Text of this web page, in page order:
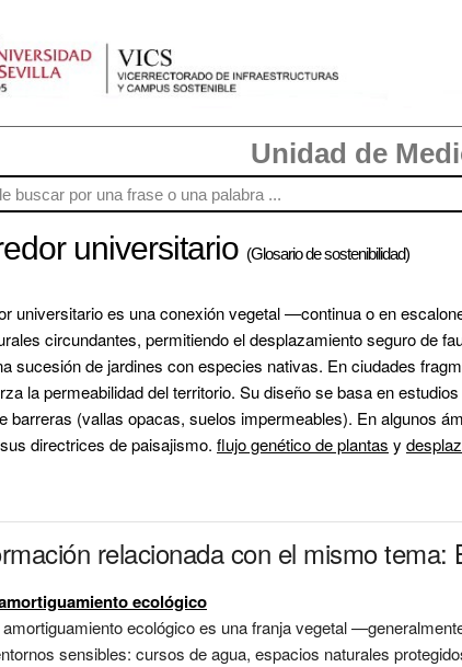
Unidad de
universitario (Glosario de sostenibilidad)
universitario es una conexión vegetal —continua o en
circundantes, permitiendo el desplazamiento seguro de
sucesión de jardines con especies nativas. En ciudades
la permeabilidad del territorio. Su diseño se basa en
barreras (vallas opacas, suelos impermeables). En algunos
directrices de paisajismo. flujo genético de plantas y
relacionada con el mismo tema:
ecológico
amortiguamiento ecológico es una franja vegetal
sensibles: cursos de agua, espacios naturales